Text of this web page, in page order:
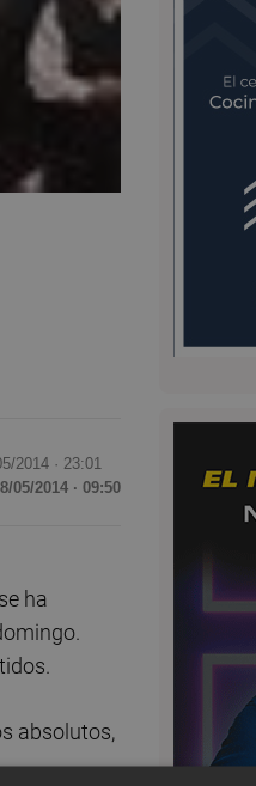
2014 · 23:01
05/2014 · 09:50
ha
absolutos,